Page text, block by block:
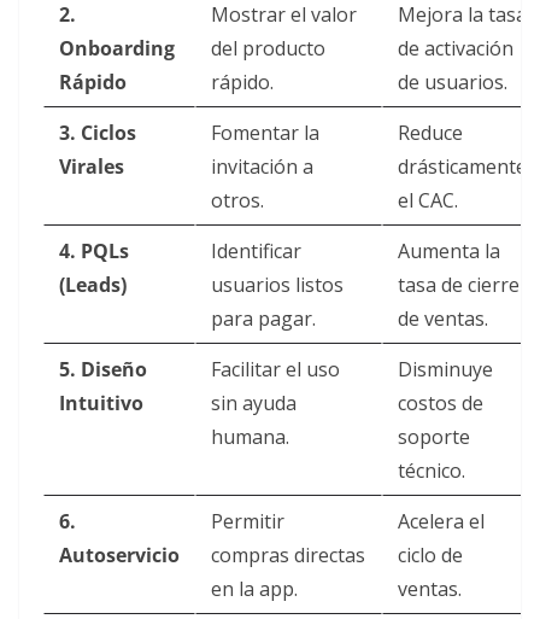
2.
Onboarding
Rápido
Mostrar el valor
del producto
rápido.
Mejora la tasa
de activación
de usuarios.
3. Ciclos
Virales
Fomentar la
invitación a
otros.
Reduce
drásticamente
el CAC.
4. PQLs
(Leads)
Identificar
usuarios listos
para pagar.
Aumenta la
tasa de cierre
de ventas.
5. Diseño
Intuitivo
Facilitar el uso
sin ayuda
humana.
Disminuye
costos de
soporte
técnico.
6.
Autoservicio
Permitir
compras directas
en la app.
Acelera el
ciclo de
ventas.